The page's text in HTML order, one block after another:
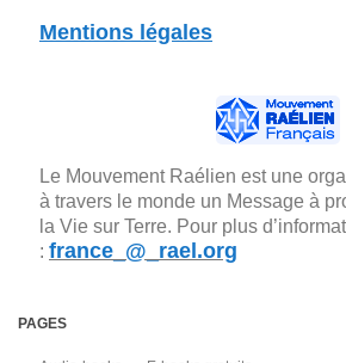
Mentions légales
Le Mouvement Raélien est une
à travers le monde un Message à
la Vie sur Terre. Pour plus
: france_@_rael.org
PAGES